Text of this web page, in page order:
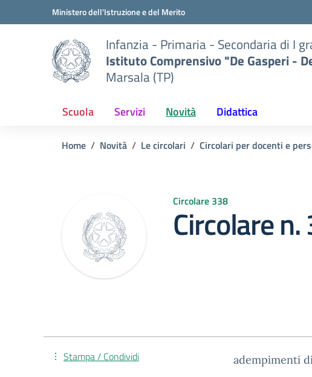
Vai ai contenuti
Vai al menu di navigazioneMinistero dell'Istruzione e del Merito
Infanzia - Primaria - Secondaria di I
Istituto Comprensivo "De Gasperi -
Marsala (TP)
Scuola Servizi Novità Didattica
Home Novità Le circolari Circolari per docenti e
Circolare 338
Circolare
adempimenti
Stampa / Condividi